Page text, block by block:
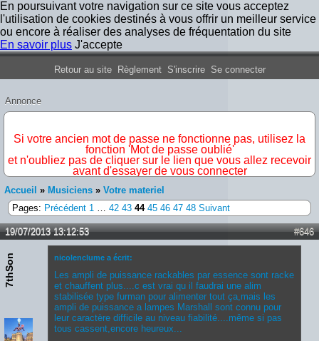
En poursuivant votre navigation sur ce site vous acceptez
l'utilisation de cookies destinés à vous offrir un meilleur service
ou encore à réaliser des analyses de fréquentation du site
En savoir plus J'accepte
Forum Iron Maiden France
Retour au site Règlement S'inscrire Se connecter
Annonce
Si votre ancien mot de passe ne fonctionne pas, utilisez la
fonction 'Mot de passe oublié'
et n'oubliez pas de cliquer sur le lien que vous allez recevoir
avant d'essayer de vous connecter
Accueil » Musiciens » Votre materiel
Pages: Précédent 1 … 42 43 44 45 46 47 48 Suivant
#646
19/07/2013 13:12:53
7thSon nicolenclume a écrit:
Les ampli de puissance rackables par essence sont racke
et chauffent plus....c est vrai qu il faudrai une alim
stabilisée type furman pour alimenter tout ça,mais les
ampli de puissance a lampes Marshall sont connu pour
leur caractère difficile au niveau fiabilité....même si pas
tous cassent,encore heureux...